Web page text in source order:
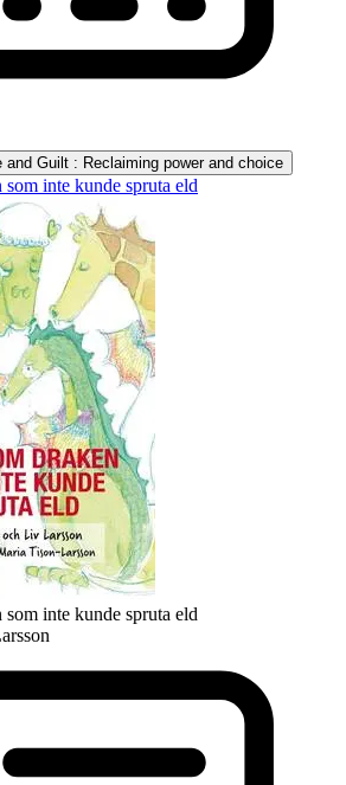
and Guilt : Reclaiming power and choice
som inte kunde spruta eld
som inte kunde spruta eld